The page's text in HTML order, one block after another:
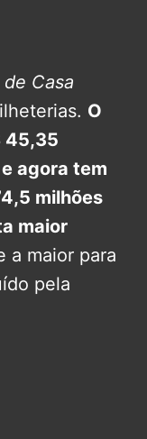
Casa
O
45,35
agora tem
milhões
maior
a maior para
pela